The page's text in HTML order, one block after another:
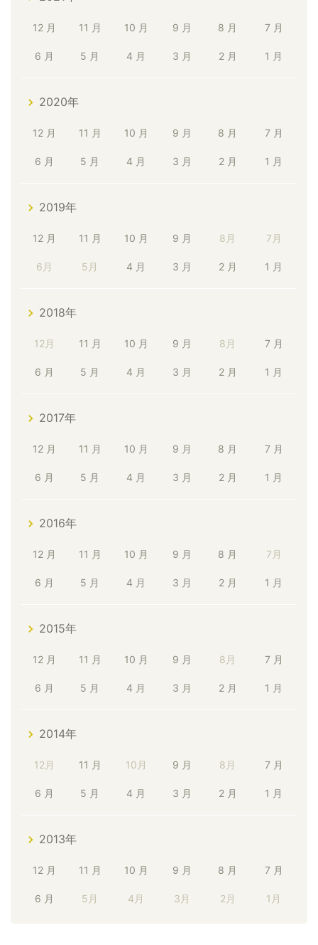
12 月 11 月 10 月 9 月 8 月 7 月
6 月 5 月 4 月 3 月 2 月 1 月
2020年
12 月 11 月 10 月 9 月 8 月 7 月
6 月 5 月 4 月 3 月 2 月 1 月
2019年
12 月 11 月 10 月 9 月 8月 7月
6月 5月 4 月 3 月 2 月 1 月
2018年
12月 11 月 10 月 9 月 8月 7 月
6 月 5 月 4 月 3 月 2 月 1 月
2017年
12 月 11 月 10 月 9 月 8 月 7 月
6 月 5 月 4 月 3 月 2 月 1 月
2016年
12 月 11 月 10 月 9 月 8 月 7月
6 月 5 月 4 月 3 月 2 月 1 月
2015年
12 月 11 月 10 月 9 月 8月 7 月
6 月 5 月 4 月 3 月 2 月 1 月
2014年
12月 11 月 10月 9 月 8月 7 月
6 月 5 月 4 月 3 月 2 月 1 月
2013年
12 月 11 月 10 月 9 月 8 月 7 月
6 月 5月 4月 3月 2月 1月